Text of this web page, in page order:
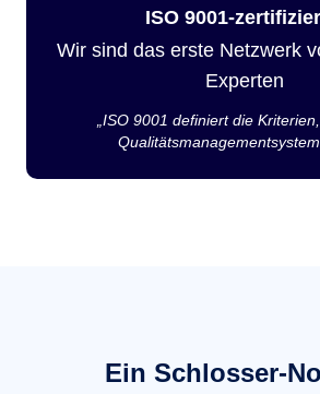
ISO 9001-
Wir sind das erste Netzwerk
Experten
„ISO 9001 definiert die
Ein Schlosser-